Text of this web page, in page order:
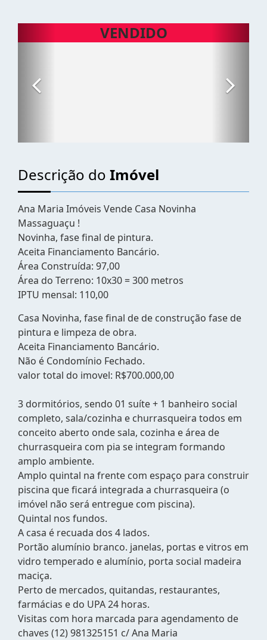
Descrição do Imóvel
Ana Maria Imóveis Vende Casa Novinha
Massaguaçu !
Novinha, fase final de pintura.
Aceita Financiamento Bancário.
Área Construída: 97,00
Área do Terreno: 10x30 = 300 metros
IPTU mensal: 110,00
Casa Novinha, fase final de de construção fase de
pintura e limpeza de obra.
Aceita Financiamento Bancário.
Não é Condomínio Fechado.
valor total do imovel: R$700.000,00
3 dormitórios, sendo 01 suíte + 1 banheiro social
completo, sala/cozinha e churrasqueira todos em
conceito aberto onde sala, cozinha e área de
churrasqueira com pia se integram formando
amplo ambiente.
Amplo quintal na frente com espaço para construir
piscina que ficará integrada a churrasqueira (o
imóvel não será entregue com piscina).
Quintal nos fundos.
A casa é recuada dos 4 lados.
Portão alumínio branco. janelas, portas e vitros em
vidro temperado e alumínio, porta social madeira
maciça.
Perto de mercados, quitandas, restaurantes,
farmácias e do UPA 24 horas.
Visitas com hora marcada para agendamento de
chaves (12) 981325151 c/ Ana Maria